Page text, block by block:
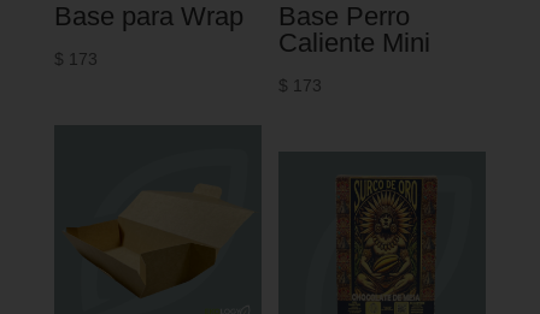
Base para Wrap
$ 173
Base Perro
Caliente Mini
$ 173